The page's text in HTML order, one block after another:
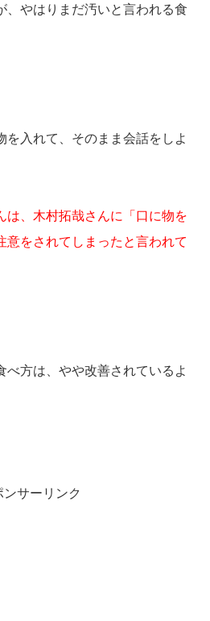
、やはりまだ汚いと言われる食
を入れて、そのまま会話をしよ
は、木村拓哉さんに「口に物を
意をされてしまったと言われて
べ方は、やや改善されているよ
ンサーリンク